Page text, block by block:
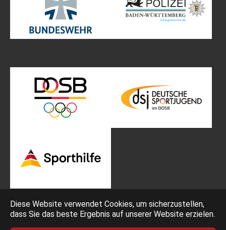
Diese Website verwendet Cookies, um sicherzustellen,
dass Sie das beste Ergebnis auf unserer Website erzielen.